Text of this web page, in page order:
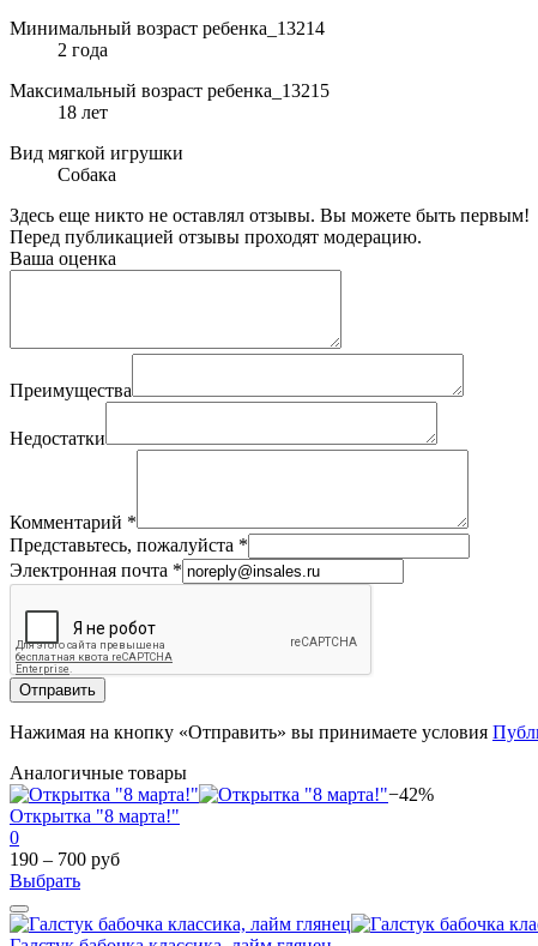
Минимальный возраст ребенка_13214
2 года
Максимальный возраст ребенка_13215
18 лет
Вид мягкой игрушки
Собака
Здесь еще никто не оставлял отзывы. Вы можете быть первым!
Перед публикацией отзывы проходят модерацию.
Ваша оценка
Преимущества
Недостатки
Комментарий *
Представьтесь, пожалуйста *
Электронная почта *
Отправить
Нажимая на кнопку «Отправить» вы принимаете условия
Аналогичные товары
−42%
Открытка "8 марта!"
0
190 – 700 руб
Выбрать